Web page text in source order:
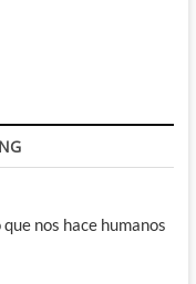
nos hace humanos